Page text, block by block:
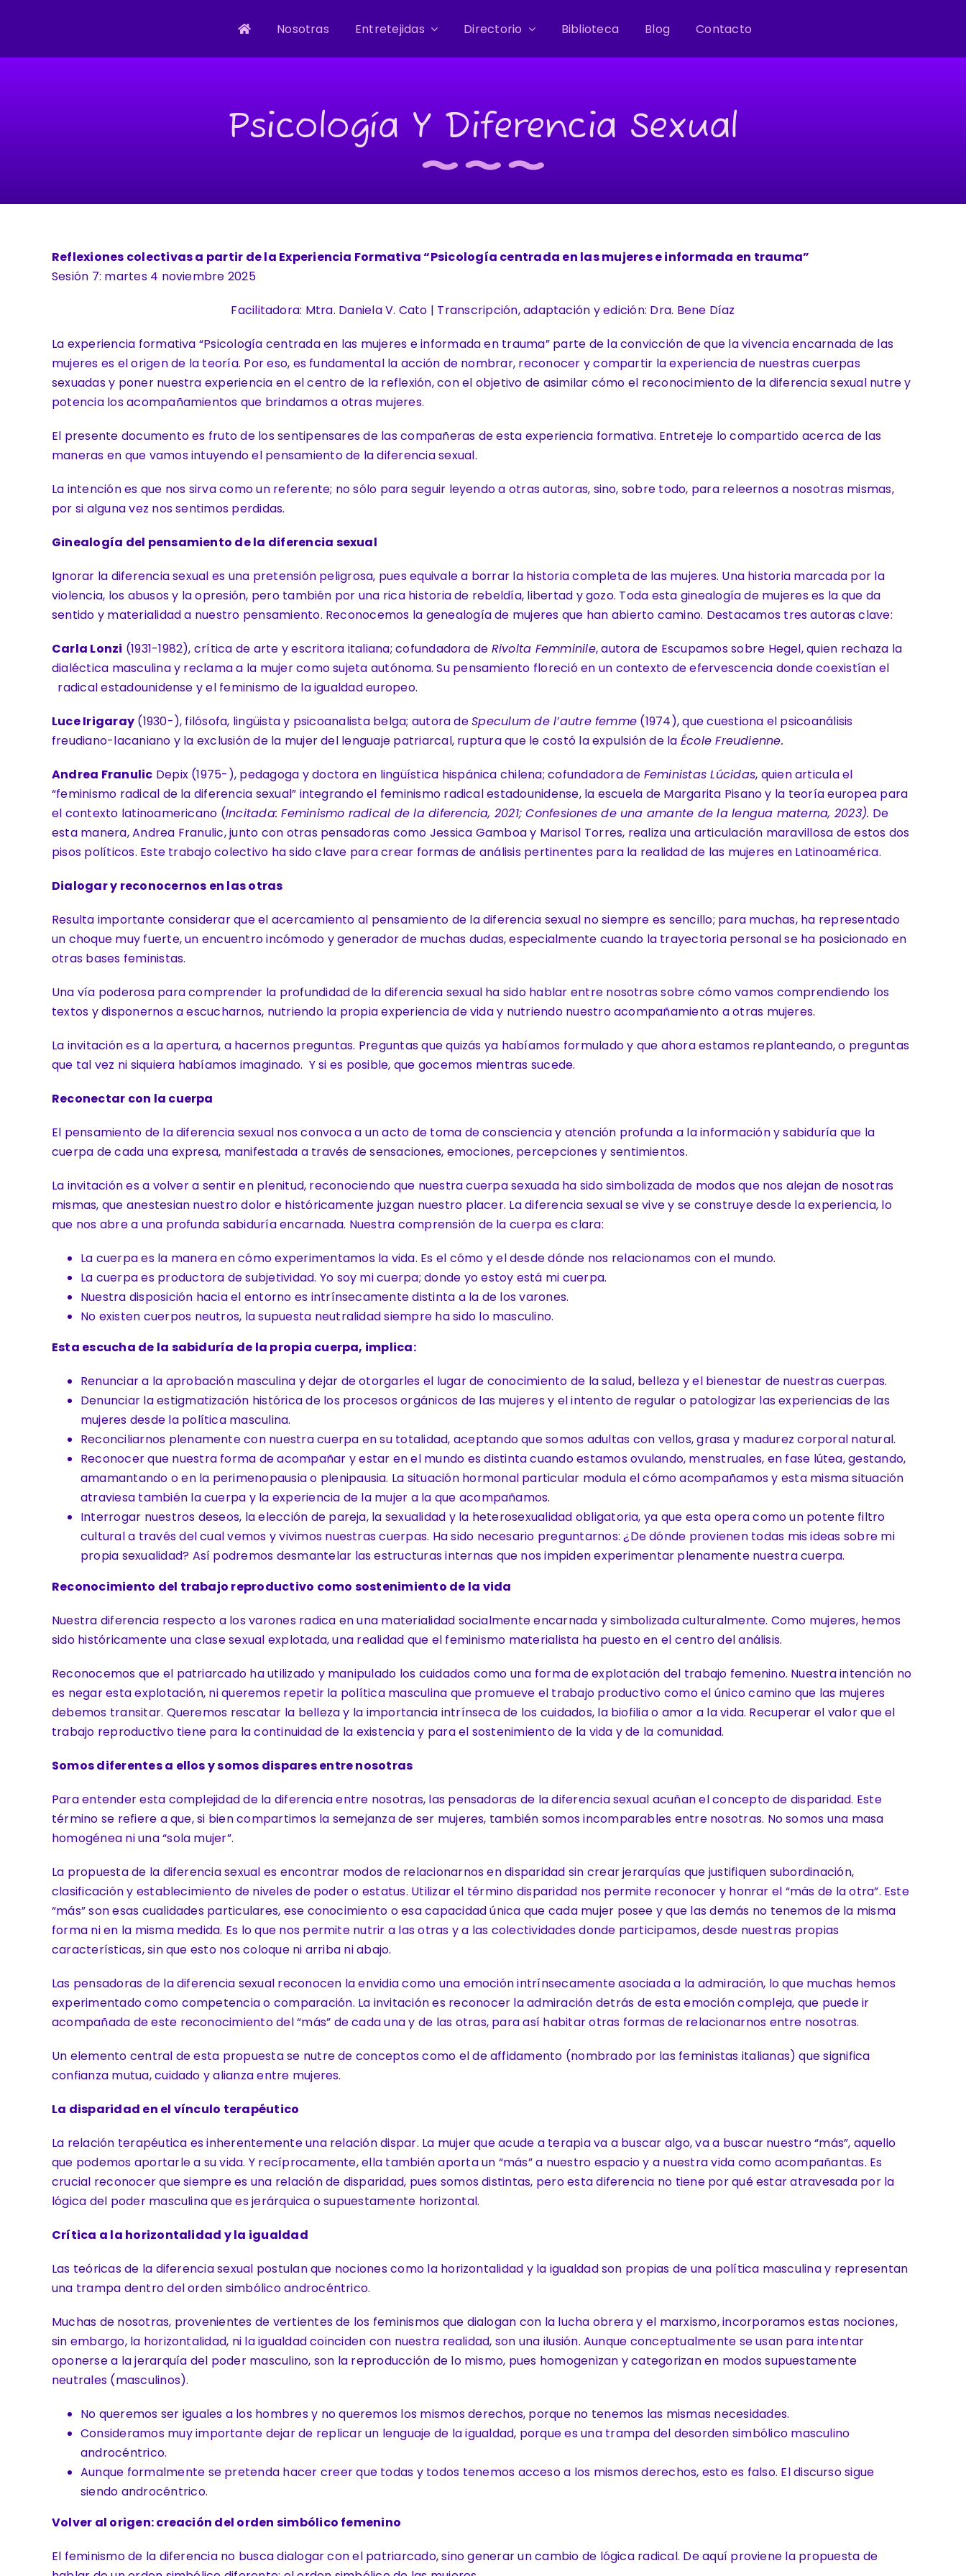
Nosotras Entretejidas Directorio Biblioteca Blog Contacto
Psicología Y Diferencia Sexual
Reflexiones colectivas a partir de la Experiencia Formativa “Psicología centrada en las mujeres e informada en trauma”
Sesión 7: martes 4 noviembre 2025
Facilitadora: Mtra. Daniela V. Cato | Transcripción, adaptación y edición: Dra. Bene Díaz
La experiencia formativa “Psicología centrada en las mujeres e informada en trauma” parte de la convicción de que la vivencia encarnada de las
mujeres es el origen de la teoría. Por eso, es fundamental la acción de nombrar, reconocer y compartir la experiencia de nuestras cuerpas
sexuadas y poner nuestra experiencia en el centro de la reflexión, con el objetivo de asimilar cómo el reconocimiento de la diferencia sexual nutre y
potencia los acompañamientos que brindamos a otras mujeres.
El presente documento es fruto de los sentipensares de las compañeras de esta experiencia formativa. Entreteje lo compartido acerca de las
maneras en que vamos intuyendo el pensamiento de la diferencia sexual.
La intención es que nos sirva como un referente; no sólo para seguir leyendo a otras autoras, sino, sobre todo, para releernos a nosotras mismas,
por si alguna vez nos sentimos perdidas.
Ginealogía del pensamiento de la diferencia sexual
Ignorar la diferencia sexual es una pretensión peligrosa, pues equivale a borrar la historia completa de las mujeres. Una historia marcada por la
violencia, los abusos y la opresión, pero también por una rica historia de rebeldía, libertad y gozo. Toda esta ginealogía de mujeres es la que da
sentido y materialidad a nuestro pensamiento. Reconocemos la genealogía de mujeres que han abierto camino. Destacamos tres autoras clave:
Carla Lonzi (1931-1982), crítica de arte y escritora italiana; cofundadora de Rivolta Femminile, autora de Escupamos sobre Hegel, quien rechaza la
dialéctica masculina y reclama a la mujer como sujeta autónoma. Su pensamiento floreció en un contexto de efervescencia donde coexistían el
radical estadounidense y el feminismo de la igualdad europeo.
Luce Irigaray (1930-), filósofa, lingüista y psicoanalista belga; autora deSpeculum de l’autre femme (1974), que cuestiona el psicoanálisis
freudiano-lacaniano y la exclusión de la mujer del lenguaje patriarcal, ruptura que le costó la expulsión de la École Freudienne.
Andrea Franulic Depix (1975-), pedagoga y doctora en lingüística hispánica chilena; cofundadora de Feministas Lúcidas, quien articula el
“feminismo radical de la diferencia sexual” integrando el feminismo radical estadounidense, la escuela de Margarita Pisano y la teoría europea para
el contexto latinoamericano (Incitada: Feminismo radical de la diferencia, 2021; Confesiones de una amante de la lengua materna, 2023). De
esta manera, Andrea Franulic, junto con otras pensadoras como Jessica Gamboa y Marisol Torres, realiza una articulación maravillosa de estos dos
pisos políticos. Este trabajo colectivo ha sido clave para crear formas de análisis pertinentes para la realidad de las mujeres en Latinoamérica.
Dialogar y reconocernos en las otras
Resulta importante considerar que el acercamiento al pensamiento de la diferencia sexual no siempre es sencillo; para muchas, ha representado
un choque muy fuerte, un encuentro incómodo y generador de muchas dudas, especialmente cuando la trayectoria personal se ha posicionado en
otras bases feministas.
Una vía poderosa para comprender la profundidad de la diferencia sexual ha sido hablar entre nosotras sobre cómo vamos comprendiendo los
textos y disponernos a escucharnos, nutriendo la propia experiencia de vida y nutriendo nuestro acompañamiento a otras mujeres.
La invitación es a la apertura, a hacernos preguntas. Preguntas que quizás ya habíamos formulado y que ahora estamos replanteando, o preguntas
que tal vez ni siquiera habíamos imaginado. Y si es posible, que gocemos mientras sucede.
Reconectar con la cuerpa
El pensamiento de la diferencia sexual nos convoca a un acto de toma de consciencia y atención profunda a la información y sabiduría que la
cuerpa de cada una expresa, manifestada a través de sensaciones, emociones, percepciones y sentimientos.
La invitación es a volver a sentir en plenitud, reconociendo que nuestra cuerpa sexuada ha sido simbolizada de modos que nos alejan de nosotras
mismas, que anestesian nuestro dolor e históricamente juzgan nuestro placer. La diferencia sexual se vive y se construye desde la experiencia, lo
que nos abre a una profunda sabiduría encarnada. Nuestra comprensión de la cuerpa es clara:
La cuerpa es la manera en cómo experimentamos la vida. Es el cómo y el desde dónde nos relacionamos con el mundo.
La cuerpa es productora de subjetividad. Yo soy mi cuerpa; donde yo estoy está mi cuerpa.
Nuestra disposición hacia el entorno es intrínsecamente distinta a la de los varones.
No existen cuerpos neutros, la supuesta neutralidad siempre ha sido lo masculino.
Esta escucha de la sabiduría de la propia cuerpa, implica:
Renunciar a la aprobación masculina y dejar de otorgarles el lugar de conocimiento de la salud, belleza y el bienestar de nuestras cuerpas.
Denunciar la estigmatización histórica de los procesos orgánicos de las mujeres y el intento de regular o patologizar las experiencias de las
mujeres desde la política masculina.
Reconciliarnos plenamente con nuestra cuerpa en su totalidad, aceptando que somos adultas con vellos, grasa y madurez corporal natural.
Reconocer que nuestra forma de acompañar y estar en el mundo es distinta cuando estamos ovulando, menstruales, en fase lútea, gestando,
amamantando o en la perimenopausia o plenipausia. La situación hormonal particular modula el cómo acompañamos y esta misma situación
atraviesa también la cuerpa y la experiencia de la mujer a la que acompañamos.
Interrogar nuestros deseos, la elección de pareja, la sexualidad y la heterosexualidad obligatoria, ya que esta opera como un potente filtro
cultural a través del cual vemos y vivimos nuestras cuerpas. Ha sido necesario preguntarnos: ¿De dónde provienen todas mis ideas sobre mi
propia sexualidad? Así podremos desmantelar las estructuras internas que nos impiden experimentar plenamente nuestra cuerpa.
Reconocimiento del trabajo reproductivo como sostenimiento de la vida
Nuestra diferencia respecto a los varones radica en una materialidad socialmente encarnada y simbolizada culturalmente. Como mujeres, hemos
sido históricamente una clase sexual explotada, una realidad que el feminismo materialista ha puesto en el centro del análisis.
Reconocemos que el patriarcado ha utilizado y manipulado los cuidados como una forma de explotación del trabajo femenino. Nuestra intención no
es negar esta explotación, ni queremos repetir la política masculina que promueve el trabajo productivo como el único camino que las mujeres
debemos transitar. Queremos rescatar la belleza y la importancia intrínseca de los cuidados, la biofilia o amor a la vida. Recuperar el valor que el
trabajo reproductivo tiene para la continuidad de la existencia y para el sostenimiento de la vida y de la comunidad.
Somos diferentes a ellos y somos dispares entre nosotras
Para entender esta complejidad de la diferencia entre nosotras, las pensadoras de la diferencia sexual acuñan el concepto de disparidad. Este
término se refiere a que, si bien compartimos la semejanza de ser mujeres, también somos incomparables entre nosotras. No somos una masa
homogénea ni una “sola mujer”.
La propuesta de la diferencia sexual es encontrar modos de relacionarnos en disparidad sin crear jerarquías que justifiquen subordinación,
clasificación y establecimiento de niveles de poder o estatus. Utilizar el término disparidad nos permite reconocer y honrar el “más de la otra”. Este
“más” son esas cualidades particulares, ese conocimiento o esa capacidad única que cada mujer posee y que las demás no tenemos de la misma
forma ni en la misma medida. Es lo que nos permite nutrir a las otras y a las colectividades donde participamos, desde nuestras propias
características, sin que esto nos coloque ni arriba ni abajo.
Las pensadoras de la diferencia sexual reconocen la envidia como una emoción intrínsecamente asociada a la admiración, lo que muchas hemos
experimentado como competencia o comparación. La invitación es reconocer la admiración detrás de esta emoción compleja, que puede ir
acompañada de este reconocimiento del “más” de cada una y de las otras, para así habitar otras formas de relacionarnos entre nosotras.
Un elemento central de esta propuesta se nutre de conceptos como el de affidamento (nombrado por las feministas italianas) que significa
confianza mutua, cuidado y alianza entre mujeres.
La disparidad en el vínculo terapéutico
La relación terapéutica es inherentemente una relación dispar. La mujer que acude a terapia va a buscar algo, va a buscar nuestro “más”, aquello
que podemos aportarle a su vida. Y recíprocamente, ella también aporta un “más” a nuestro espacio y a nuestra vida como acompañantas. Es
crucial reconocer que siempre es una relación de disparidad, pues somos distintas, pero esta diferencia no tiene por qué estar atravesada por la
lógica del poder masculina que es jerárquica o supuestamente horizontal.
Crítica a la horizontalidad y la igualdad
Las teóricas de la diferencia sexual postulan que nociones como la horizontalidad y la igualdad son propias de una política masculina y representan
una trampa dentro del orden simbólico androcéntrico.
Muchas de nosotras, provenientes de vertientes de los feminismos que dialogan con la lucha obrera y el marxismo, incorporamos estas nociones,
sin embargo, la horizontalidad, ni la igualdad coinciden con nuestra realidad, son una ilusión. Aunque conceptualmente se usan para intentar
oponerse a la jerarquía del poder masculino, son la reproducción de lo mismo, pues homogenizan y categorizan en modos supuestamente
neutrales (masculinos).
No queremos ser iguales a los hombres y no queremos los mismos derechos, porque no tenemos las mismas necesidades.
Consideramos muy importante dejar de replicar un lenguaje de la igualdad, porque es una trampa del desorden simbólico masculino
androcéntrico.
Aunque formalmente se pretenda hacer creer que todas y todos tenemos acceso a los mismos derechos, esto es falso. El discurso sigue
siendo androcéntrico.
Volver al origen: creación del orden simbólico femenino
El feminismo de la diferencia no busca dialogar con el patriarcado, sino generar un cambio de lógica radical. De aquí proviene la propuesta de